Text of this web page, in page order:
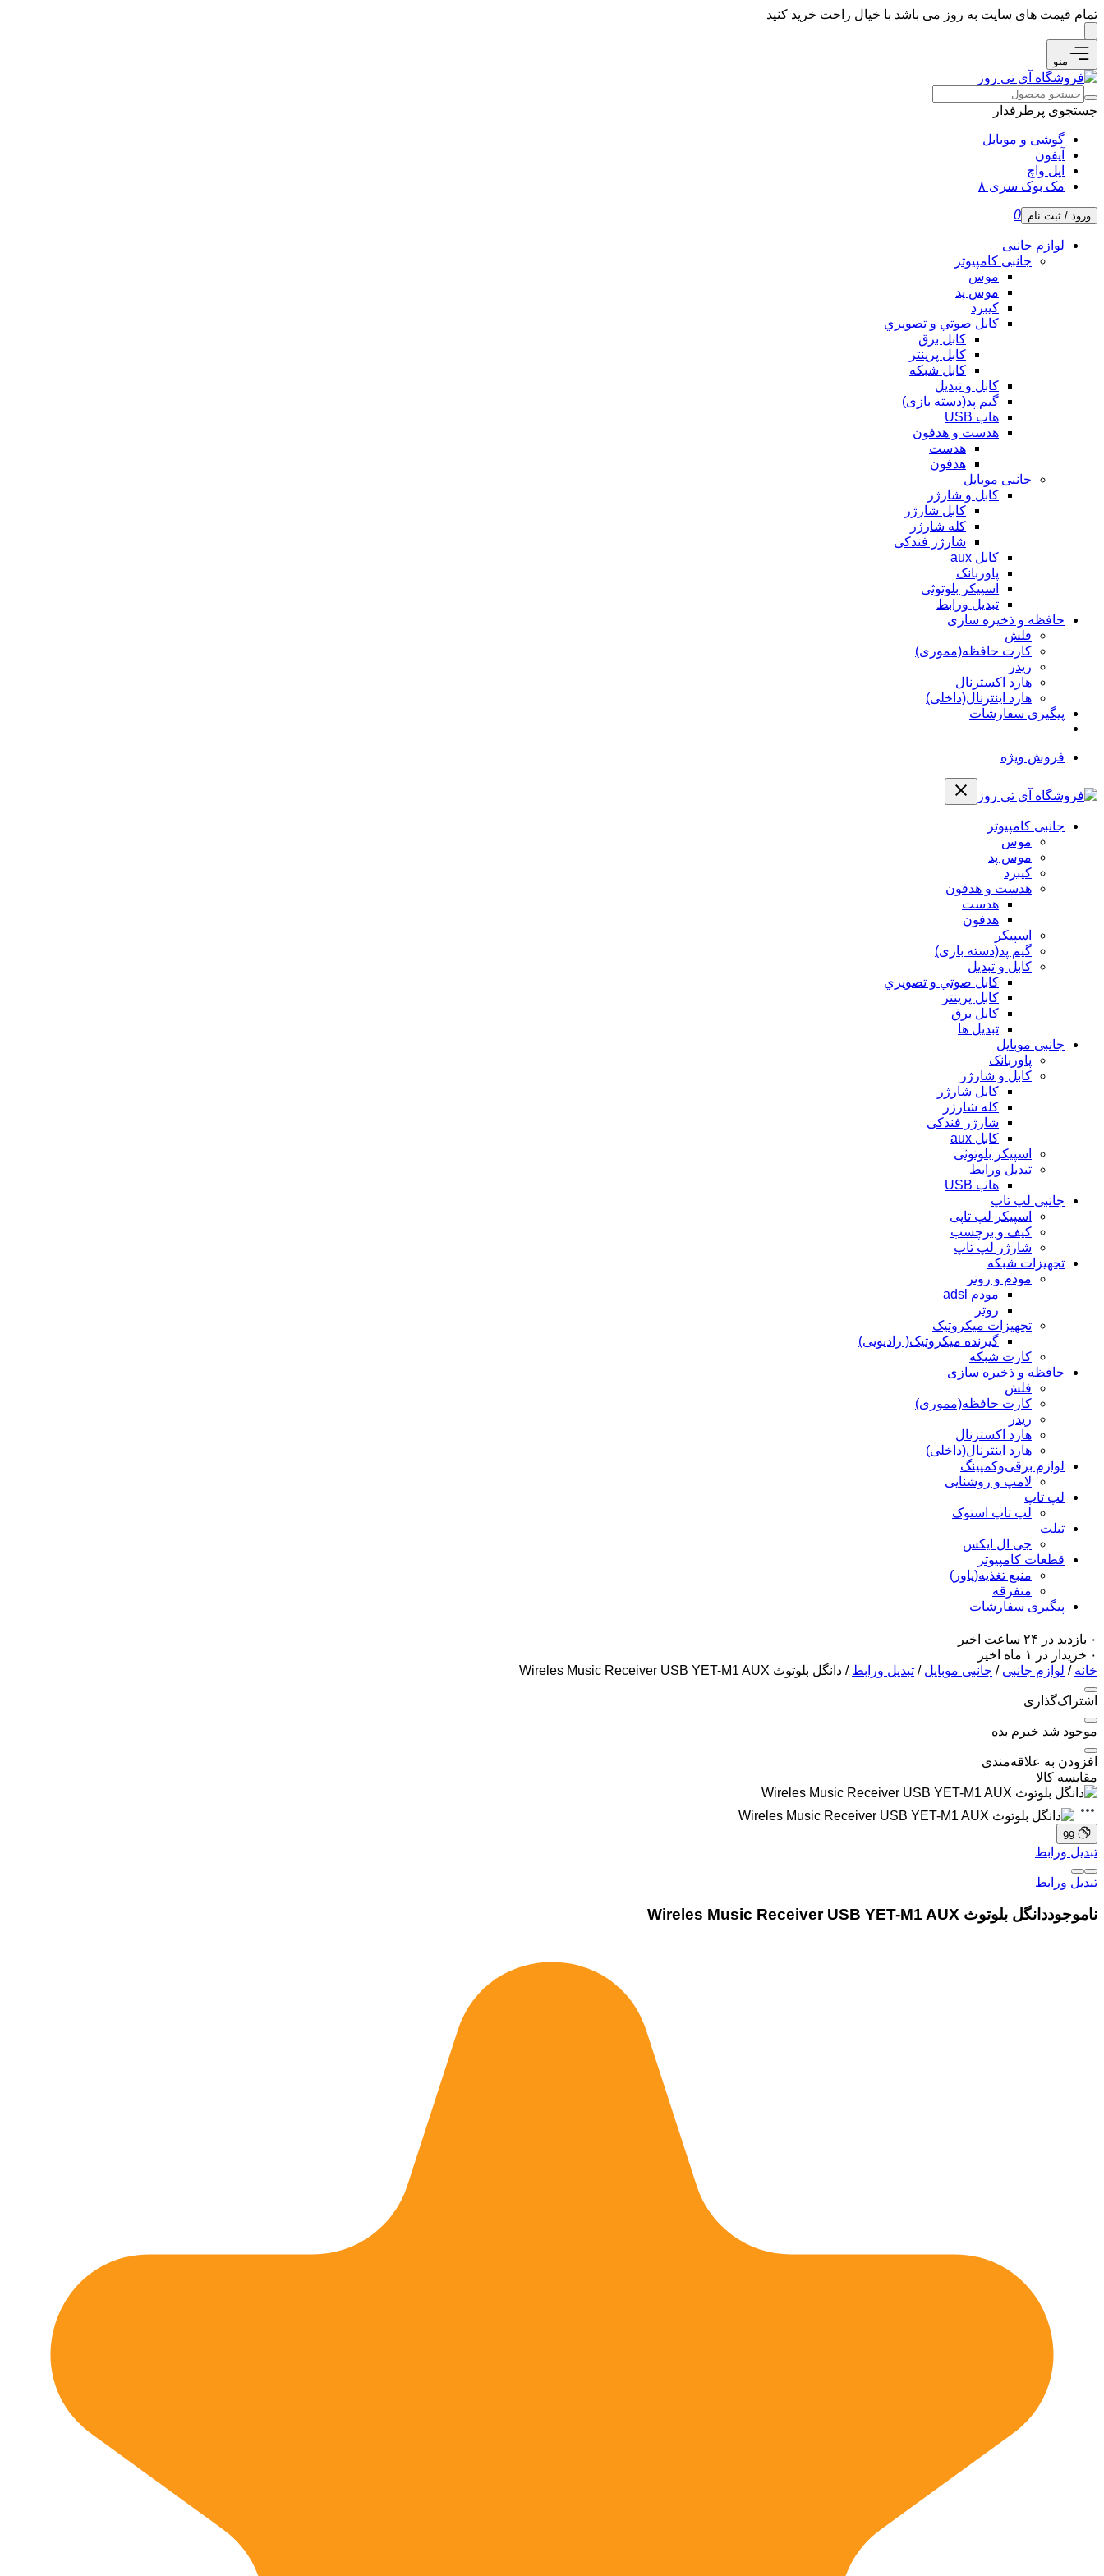
تمام قیمت های سایت به روز می باشد با خیال راحت خرید کنید
منو
جستجوی پرطرفدار
گوشی و موبایل
آیفون
اپل واچ
مک بوک سری ۸
ورود / ثبت نام 0
لوازم جانبی
جانبی کامپیوتر
موس
موس پد
کیبرد
كابل صوتي و تصويري
کابل برق
کابل پرینتر
کابل شبکه
کابل و تبدیل
گیم پد(دسته بازی)
هاب USB
هدست و هدفون
هدست
هدفون
جانبی موبایل
کابل و شارژر
کابل شارژر
کله شارژر
شارژر فندکی
کابل aux
پاوربانک
اسپیکر بلوتوثی
تبدیل ورابط
حافظه و ذخیره سازی
فلش
کارت حافظه(مموری)
ریدر
هارد اکسترنال
هارد اینترنال(داخلی)
پیگیری سفارشات
فروش ویژه
جانبی کامپیوتر
موس
موس پد
کیبرد
هدست و هدفون
هدست
هدفون
اسپیکر
گیم پد(دسته بازی)
کابل و تبدیل
كابل صوتي و تصويري
کابل پرینتر
کابل برق
تبدیل ها
جانبی موبایل
پاوربانک
کابل و شارژر
کابل شارژر
کله شارژر
شارژر فندکی
کابل aux
اسپیکر بلوتوثی
تبدیل ورابط
هاب USB
جانبی لپ تاپ
اسپیکر لپ تاپی
کیف و برچسب
شارژر لپ تاپ
تجهیزات شبکه
مودم و روتر
مودم adsl
روتر
تجهیزات میکروتیک
گیرنده میکروتیک( رادیویی)
کارت شبکه
حافظه و ذخیره سازی
فلش
کارت حافظه(مموری)
ریدر
هارد اکسترنال
هارد اینترنال(داخلی)
لوازم برقی‌وکمپینگ
لامپ و روشنایی
لپ تاپ
لپ تاپ استوک
تبلت
جی ال ایکس
قطعات کامپیوتر
منبع تغذیه(پاور)
متفرقه
پیگیری سفارشات
۰ بازدید در ۲۴ ساعت اخیر
۰ خریدار در ۱ ماه اخیر
خانه / لوازم جانبی / جانبی موبایل / تبدیل ورابط / دانگل بلوتوث Wireles Music Receiver USB YET-M1 AUX
اشتراک‌گذاری
موجود شد خبرم بده
افزودن به علاقه‌مندی
مقایسه کالا
99
تبدیل ورابط
تبدیل ورابط
ناموجوددانگل بلوتوث Wireles Music Receiver USB YET-M1 AUX